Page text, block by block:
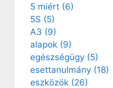
5 miért (6)
5S (5)
A3 (9)
alapok (9)
egészségügy (5)
esettanulmány (18)
eszközök (26)